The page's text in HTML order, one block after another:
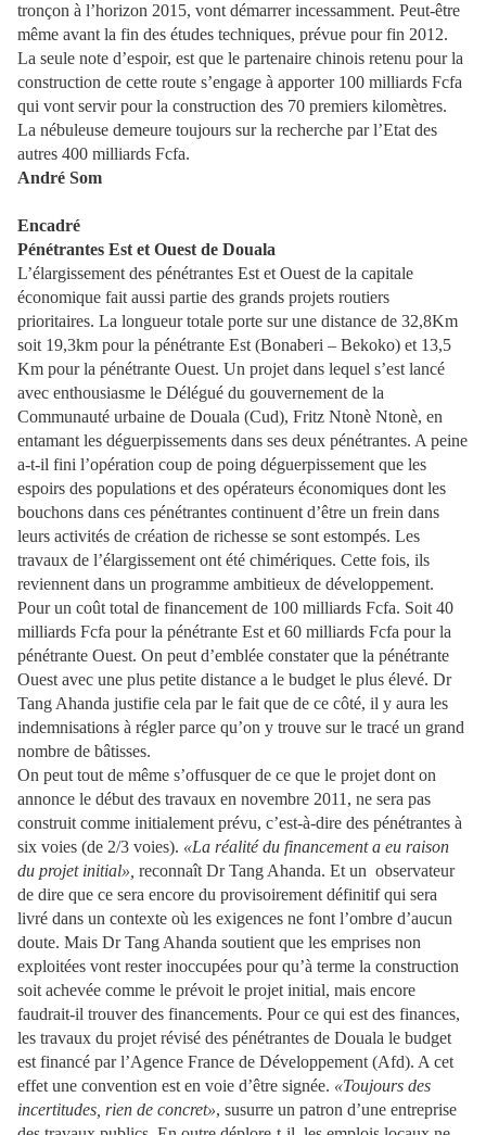
tronçon à l’horizon 2015, vont démarrer incessamment. Peut-être
même avant la fin des études techniques, prévue pour fin 2012.
La seule note d’espoir, est que le partenaire chinois retenu pour la
construction de cette route s’engage à apporter 100 milliards Fcfa
qui vont servir pour la construction des 70 premiers kilomètres.
La nébuleuse demeure toujours sur la recherche par l’Etat des
autres 400 milliards Fcfa.
André Som
Encadré
Pénétrantes Est et Ouest de Douala
L’élargissement des pénétrantes Est et Ouest de la capitale
économique fait aussi partie des grands projets routiers
prioritaires. La longueur totale porte sur une distance de 32,8Km
soit 19,3km pour la pénétrante Est (Bonaberi – Bekoko) et 13,5
Km pour la pénétrante Ouest. Un projet dans lequel s’est lancé
avec enthousiasme le Délégué du gouvernement de la
Communauté urbaine de Douala (Cud), Fritz Ntonè Ntonè, en
entamant les déguerpissements dans ses deux pénétrantes. A peine
a-t-il fini l’opération coup de poing déguerpissement que les
espoirs des populations et des opérateurs économiques dont les
bouchons dans ces pénétrantes continuent d’être un frein dans
leurs activités de création de richesse se sont estompés. Les
travaux de l’élargissement ont été chimériques. Cette fois, ils
reviennent dans un programme ambitieux de développement.
Pour un coût total de financement de 100 milliards Fcfa. Soit 40
milliards Fcfa pour la pénétrante Est et 60 milliards Fcfa pour la
pénétrante Ouest. On peut d’emblée constater que la pénétrante
Ouest avec une plus petite distance a le budget le plus élevé. Dr
Tang Ahanda justifie cela par le fait que de ce côté, il y aura les
indemnisations à régler parce qu’on y trouve sur le tracé un grand
nombre de bâtisses.
On peut tout de même s’offusquer de ce que le projet dont on
annonce le début des travaux en novembre 2011, ne sera pas
construit comme initialement prévu, c’est-à-dire des pénétrantes à
six voies (de 2/3 voies). «La réalité du financement a eu raison
du projet initial», reconnaît Dr Tang Ahanda. Et un observateur
de dire que ce sera encore du provisoirement définitif qui sera
livré dans un contexte où les exigences ne font l’ombre d’aucun
doute. Mais Dr Tang Ahanda soutient que les emprises non
exploitées vont rester inoccupées pour qu’à terme la construction
soit achevée comme le prévoit le projet initial, mais encore
faudrait-il trouver des financements. Pour ce qui est des finances,
les travaux du projet révisé des pénétrantes de Douala le budget
est financé par l’Agence France de Développement (Afd). A cet
effet une convention est en voie d’être signée. «Toujours des
incertitudes, rien de concret», susurre un patron d’une entreprise